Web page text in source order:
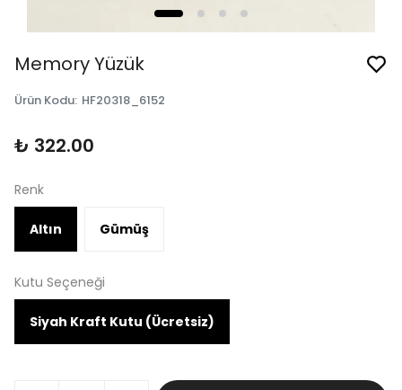
Memory Yüzük
Ürün Kodu: HF20318_6152
₺ 322.00
Renk
Altın Gümüş
Kutu Seçeneği
Siyah Kraft Kutu (Ücretsiz)